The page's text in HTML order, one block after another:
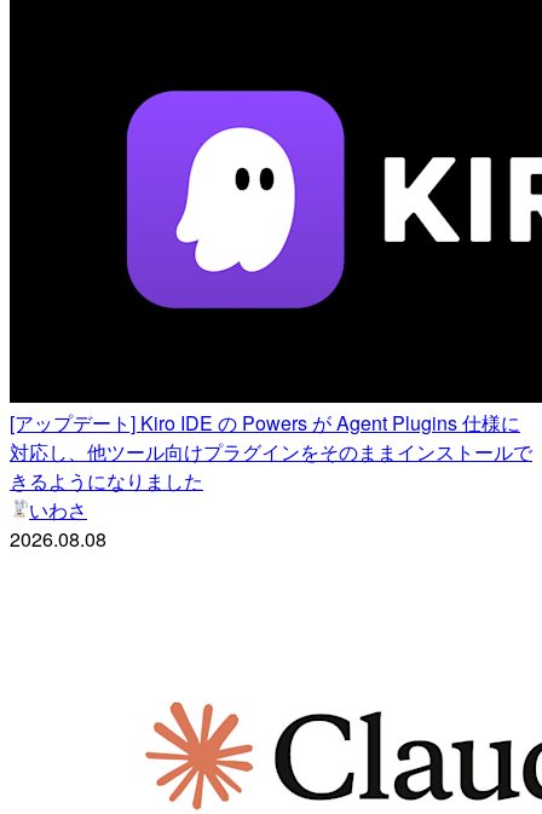
[アップデート] Kiro IDE の Powers が Agent Plugins 仕様に
対応し、他ツール向けプラグインをそのままインストールで
きるようになりました
いわさ
2026.08.08